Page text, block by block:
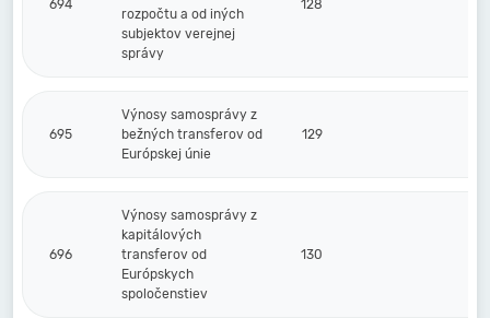
694
rozpočtu a od iných
subjektov verejnej
správy
128
695
Výnosy samosprávy z
bežných transferov od
Európskej únie
129
696
Výnosy samosprávy z
kapitálových
transferov od
Európskych
spoločenstiev
130